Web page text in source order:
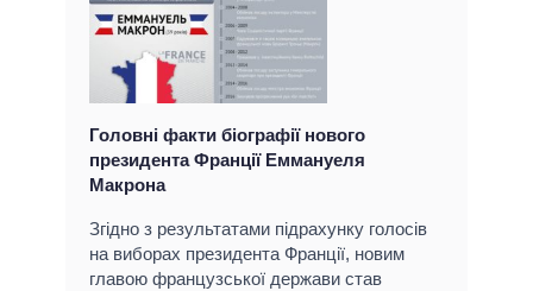
Головні факти біографії нового
президента Франції Еммануеля
Макрона
Згідно з результатами підрахунку голосів
на виборах президента Франції, новим
главою французської держави став